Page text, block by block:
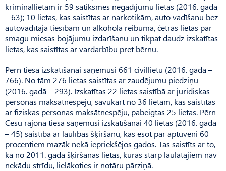
krimināllietām ir 59 satiksmes negadījumu lietas (2016. gadā
– 63); 10 lietas, kas saistītas ar narkotikām, auto vadīšanu bez
autovadītāja tiesībām un alkohola reibumā, četras lietas par
smagu miesas bojājumu izdarīšanu un tikpat daudz izskatītas
lietas, kas saistītas ar vardarbību pret bērnu.
Pērn tiesa izskatīšanai saņēmusi 661 civillietu (2016. gadā –
766). No tām 276 lietas saistītas ar zaudējumu piedziņu
(2016. gadā – 293). Izskatītas 22 lietas saistībā ar juridiskas
personas maksātnespēju, savukārt no 36 lietām, kas saistītas
ar fiziskas personas maksātnespēju, pabeigtas 25 lietas. Pērn
Cēsu rajona tiesa saņēmusi izskatīšanai 40 lietas (2016. gadā
– 45) saistībā ar laulības šķiršanu, kas esot par aptuveni 60
procentiem mazāk nekā iepriekšējos gados. Tas saistīts ar to,
ka no 2011. gada šķiršanās lietas, kurās starp laulātajiem nav
nekādu strīdu, lielākoties ir notāru pārziņā.